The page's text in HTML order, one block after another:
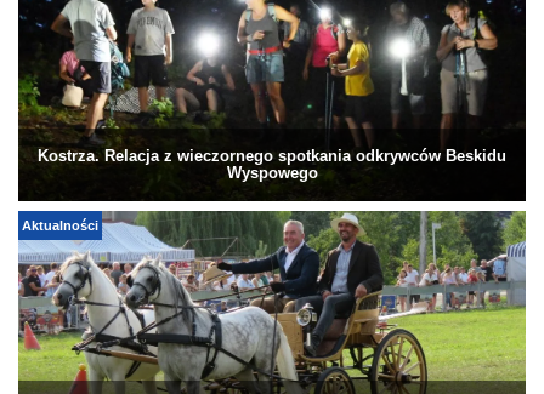
Kostrza. Relacja z wieczornego spotkania odkrywców Beskidu
Wyspowego
Aktualności